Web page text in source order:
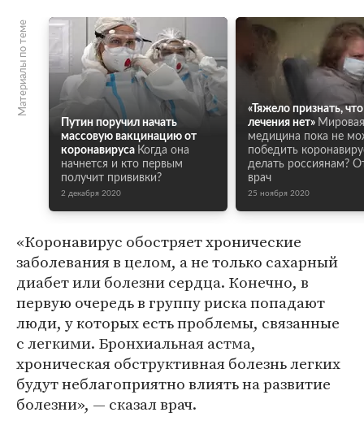
Материалы по теме
Путин поручил начать
массовую вакцинацию от
коронавируса Когда она
начнется и кто первым
получит прививки?
2 декабря 2020
«Тяжело признать, что
лечения нет» Мировая
медицина пока не
победить
делать россиянам?
врач
25 ноября 2020
«Коронавирус обостряет хронические
заболевания в целом, а не только сахарный
диабет или болезни сердца. Конечно, в
первую очередь в группу риска попадают
люди, у которых есть проблемы, связанные
с легкими. Бронхиальная астма,
хроническая обструктивная болезнь легких
будут неблагоприятно влиять на развитие
болезни», — сказал врач.